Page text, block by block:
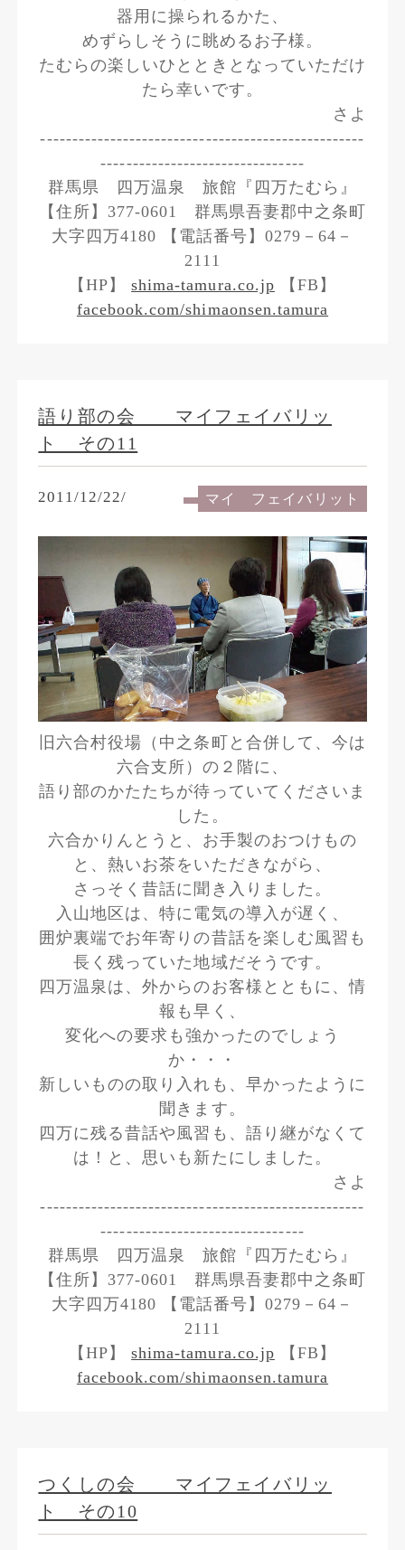
器用に操られるかた、
めずらしそうに眺めるお子様。
たむらの楽しいひとときとなっていただけ
たら幸いです。
さよ
---------------------------------------------------
--------------------------------
群馬県 四万温泉 旅館『四万たむら』
【住所】377-0601 群馬県吾妻郡中之条町
大字四万4180 【電話番号】0279－64－
2111
【HP】shima-tamura.co.jp 【FB】
facebook.com/shimaonsen.tamura
語り部の会 マイフェイバリッ
ト その11
2011/12/22/ マイ フェイバリット
旧六合村役場（中之条町と合併して、今は
六合支所）の２階に、
語り部のかたたちが待っていてくださいま
した。
六合かりんとうと、お手製のおつけもの
と、熱いお茶をいただきながら、
さっそく昔話に聞き入りました。
入山地区は、特に電気の導入が遅く、
囲炉裏端でお年寄りの昔話を楽しむ風習も
長く残っていた地域だそうです。
四万温泉は、外からのお客様とともに、情
報も早く、
変化への要求も強かったのでしょう
か・・・
新しいものの取り入れも、早かったように
聞きます。
四万に残る昔話や風習も、語り継がなくて
は！と、思いも新たにしました。
さよ
---------------------------------------------------
--------------------------------
群馬県 四万温泉 旅館『四万たむら』
【住所】377-0601 群馬県吾妻郡中之条町
大字四万4180 【電話番号】0279－64－
2111
【HP】shima-tamura.co.jp 【FB】
facebook.com/shimaonsen.tamura
つくしの会 マイフェイバリッ
ト その10